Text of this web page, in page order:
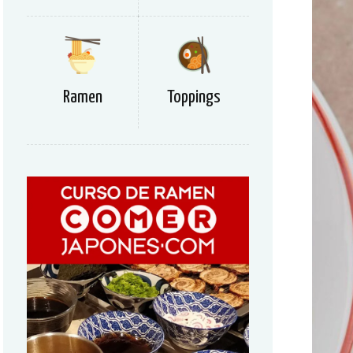
Ramen Toppings